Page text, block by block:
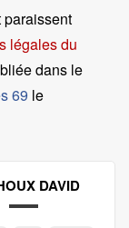
paraissent
légales du
dans le
69 le
DAVID